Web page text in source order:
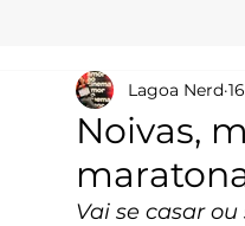
Noivas,
Lagoa Nerd
Vai se casar